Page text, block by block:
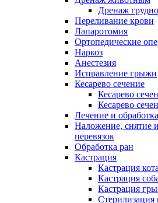
Дренаж
Переливание крови
Лапаротомия
Ортопедические
Наркоз
Анестезия
Исправление грыжи
Кесарево сечение
Кесарево
Кесарево
Лечение и
Наложение, снятие
перевязок
Обработка ран
Кастрация
Кастрация кота
Кастрация
Кастрация
Стерилизация